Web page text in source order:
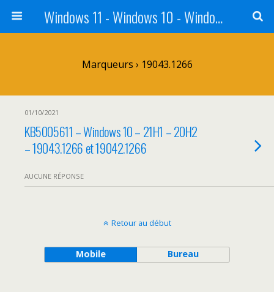
Windows 11 - Windows 10 - Windows 8 - Windows 7 - VISTA
Marqueurs › 19043.1266
01/10/2021
KB5005611 – Windows 10 – 21H1 – 20H2
– 19043.1266 et 19042.1266
AUCUNE RÉPONSE
Retour au début
Mobile Bureau